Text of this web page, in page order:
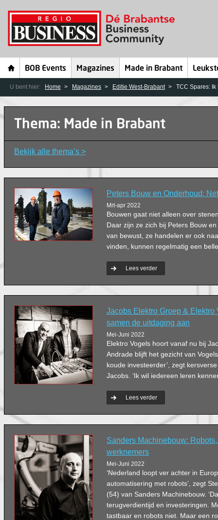
BOB Events Magazines Made in Brabant
U bent hier: Home Magazines Editie West-Brabant TCC Spares:
Thema: Made in Brabant
Bekijk alle thema’s >
Peters Bouw en Onderhoud:
Mrt-apr 2022
Bouwen gaat niet alleen over
Daar zijn ze zich bij Peters Bouw
van bewust, ze handelen er ook
vinden, kunnen regelmatig een
Lees verder
Jacobs Elektro Groep & Elektro
samen de uitdaging aan
Mei-Juni 2022
Elektro Vogels hoort vanaf nu bij
Andrade blijft het gezicht van
koude investeerder’, zegt
Jacobs. ‘Ik wil iedereen leren
Lees verder
Sanders Machinebouw:
werknemers
Mei-Juni 2022
‘Nederland loopt ver achter in
automatisering met robots’, zegt
(54) van Sanders Machinebouw.
terugverdientijd en investeringen.
tastbaar en robots niet. Maar een